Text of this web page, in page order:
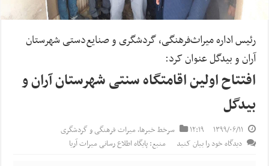
رئیس اداره میراث‌فرهنگی، گردشگری و صنایع‌دستی شهرستان
آران و بیدگل عنوان کرد:
افتتاح اولین اقامتگاه سنتی شهرستان آران و
بیدگل
۱۳۹۹/۰۶/۱۱ ۱۲:۱۹ سرخط خبرها,میراث فرهنگی و گردشگری
دیدگاه خود را بیان کنید
منبع: پایگاه اطلاع رسانی میراث آریا